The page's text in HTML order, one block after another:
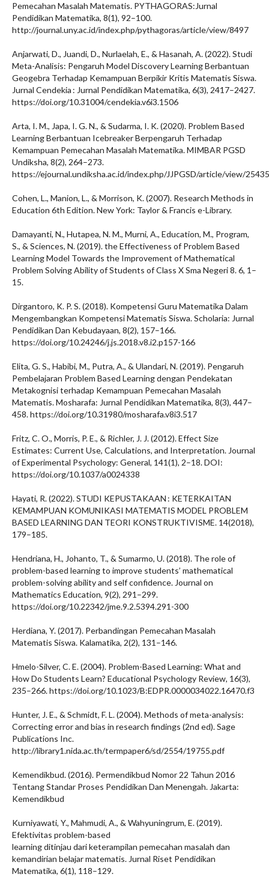
Pemecahan Masalah Matematis. PYTHAGORAS:Jurnal
Pendidikan Matematika, 8(1), 92–100.
http://journal.uny.ac.id/index.php/pythagoras/article/view/8497
Anjarwati, D., Juandi, D., Nurlaelah, E., & Hasanah, A. (2022). Studi
Meta-Analisis: Pengaruh Model Discovery Learning Berbantuan
Geogebra Terhadap Kemampuan Berpikir Kritis Matematis Siswa.
Jurnal Cendekia : Jurnal Pendidikan Matematika, 6(3), 2417–2427.
https://doi.org/10.31004/cendekia.v6i3.1506
Arta, I. M., Japa, I. G. N., & Sudarma, I. K. (2020). Problem Based
Learning Berbantuan Icebreaker Berpengaruh Terhadap
Kemampuan Pemecahan Masalah Matematika. MIMBAR PGSD
Undiksha, 8(2), 264–273.
https://ejournal.undiksha.ac.id/index.php/JJPGSD/article/view/25435
Cohen, L., Manion, L., & Morrison, K. (2007). Research Methods in
Education 6th Edition. New York: Taylor & Francis e-Library.
Damayanti, N., Hutapea, N. M., Murni, A., Education, M., Program,
S., & Sciences, N. (2019). the Effectiveness of Problem Based
Learning Model Towards the Improvement of Mathematical
Problem Solving Ability of Students of Class X Sma Negeri 8. 6, 1–
15.
Dirgantoro, K. P. S. (2018). Kompetensi Guru Matematika Dalam
Mengembangkan Kompetensi Matematis Siswa. Scholaria: Jurnal
Pendidikan Dan Kebudayaan, 8(2), 157–166.
https://doi.org/10.24246/j.js.2018.v8.i2.p157-166
Elita, G. S., Habibi, M., Putra, A., & Ulandari, N. (2019). Pengaruh
Pembelajaran Problem Based Learning dengan Pendekatan
Metakognisi terhadap Kemampuan Pemecahan Masalah
Matematis. Mosharafa: Jurnal Pendidikan Matematika, 8(3), 447–
458. https://doi.org/10.31980/mosharafa.v8i3.517
Fritz, C. O., Morris, P. E., & Richler, J. J. (2012). Effect Size
Estimates: Current Use, Calculations, and Interpretation. Journal
of Experimental Psychology: General, 141(1), 2–18. DOI:
https://doi.org/10.1037/a0024338
Hayati, R. (2022). STUDI KEPUSTAKAAN : KETERKAITAN
KEMAMPUAN KOMUNIKASI MATEMATIS MODEL PROBLEM
BASED LEARNING DAN TEORI KONSTRUKTIVISME. 14(2018),
179–185.
Hendriana, H., Johanto, T., & Sumarmo, U. (2018). The role of
problem-based learning to improve students’ mathematical
problem-solving ability and self confidence. Journal on
Mathematics Education, 9(2), 291–299.
https://doi.org/10.22342/jme.9.2.5394.291-300
Herdiana, Y. (2017). Perbandingan Pemecahan Masalah
Matematis Siswa. Kalamatika, 2(2), 131–146.
Hmelo-Silver, C. E. (2004). Problem-Based Learning: What and
How Do Students Learn? Educational Psychology Review, 16(3),
235–266. https://doi.org/10.1023/B:EDPR.0000034022.16470.f3
Hunter, J. E., & Schmidt, F. L. (2004). Methods of meta-analysis:
Correcting error and bias in research findings (2nd ed). Sage
Publications Inc.
http://library1.nida.ac.th/termpaper6/sd/2554/19755.pdf
Kemendikbud. (2016). Permendikbud Nomor 22 Tahun 2016
Tentang Standar Proses Pendidikan Dan Menengah. Jakarta:
Kemendikbud
Kurniyawati, Y., Mahmudi, A., & Wahyuningrum, E. (2019).
Efektivitas problem-based
learning ditinjau dari keterampilan pemecahan masalah dan
kemandirian belajar matematis. Jurnal Riset Pendidikan
Matematika, 6(1), 118–129.